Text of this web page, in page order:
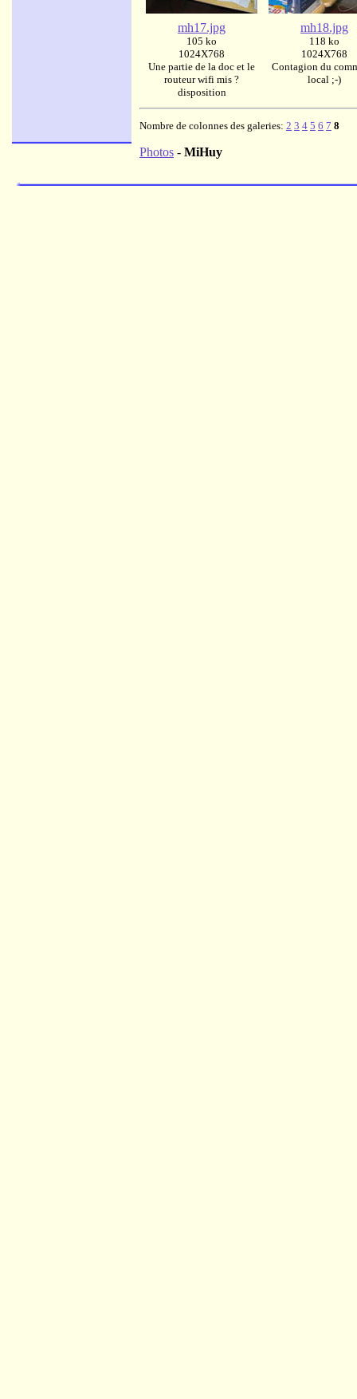
mh17.jpg
105 ko
1024X768
Une partie de la doc et le
routeur wifi mis ?
disposition
mh18.jpg
118 ko
1024X768
Contagion du
local ;-)
Nombre de colonnes des galeries: 2 3 4 5 6 7 8
Photos - MiHuy